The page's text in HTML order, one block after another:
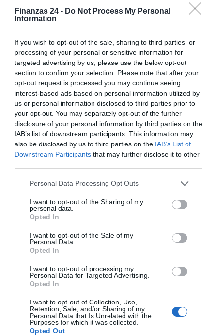
Finanzas 24 - Do Not Process My Personal
Information
If you wish to opt-out of the sale, sharing to third parties, or
processing of your personal or sensitive information for
targeted advertising by us, please use the below opt-out
section to confirm your selection. Please note that after your
opt-out request is processed you may continue seeing
interest-based ads based on personal information utilized by
us or personal information disclosed to third parties prior to
your opt-out. You may separately opt-out of the further
disclosure of your personal information by third parties on the
IAB’s list of downstream participants. This information may
also be disclosed by us to third parties on the IAB’s List of
Downstream Participants that may further disclose it to other
Please note that this website/app uses one or more Google
not limited to your visit or usage behaviour. You may click to
grant or deny consent to Google and its third-party tags to
use your data for below specified purposes in below Google
consent section.
Personal Data Processing Opt Outs
I want to opt-out of the Sharing of my
personal data.
Opted In
I want to opt-out of the Sale of my
Personal Data.
Opted In
I want to opt-out of processing my
Personal Data for Targeted Advertising.
Opted In
I want to opt-out of Collection, Use,
Retention, Sale, and/or Sharing of my
Personal Data that Is Unrelated with the
Purposes for which it was collected.
Opted Out
CRIPTOMONEDAS
Cómo los inversores surcoreanos están aprovechando la
volatilidad del mercado con criptomonedas
Diego Martín · 6 Ago 2026
Guía para evaluar RWA: custodios, oráculos, liquidez y riesgo